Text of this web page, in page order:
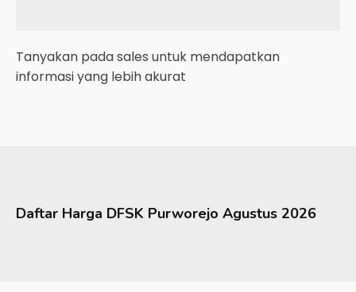
Tanyakan pada sales untuk mendapatkan
informasi yang lebih akurat
Daftar Harga DFSK Purworejo Agustus 2026